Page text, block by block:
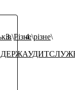
Різне різне